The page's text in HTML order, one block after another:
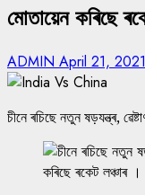
মোতায়েন কৰিছে
ADMIN April 21, 2021
চীনে ৰচিছে নতুন ষড়যন্ত্ৰ,